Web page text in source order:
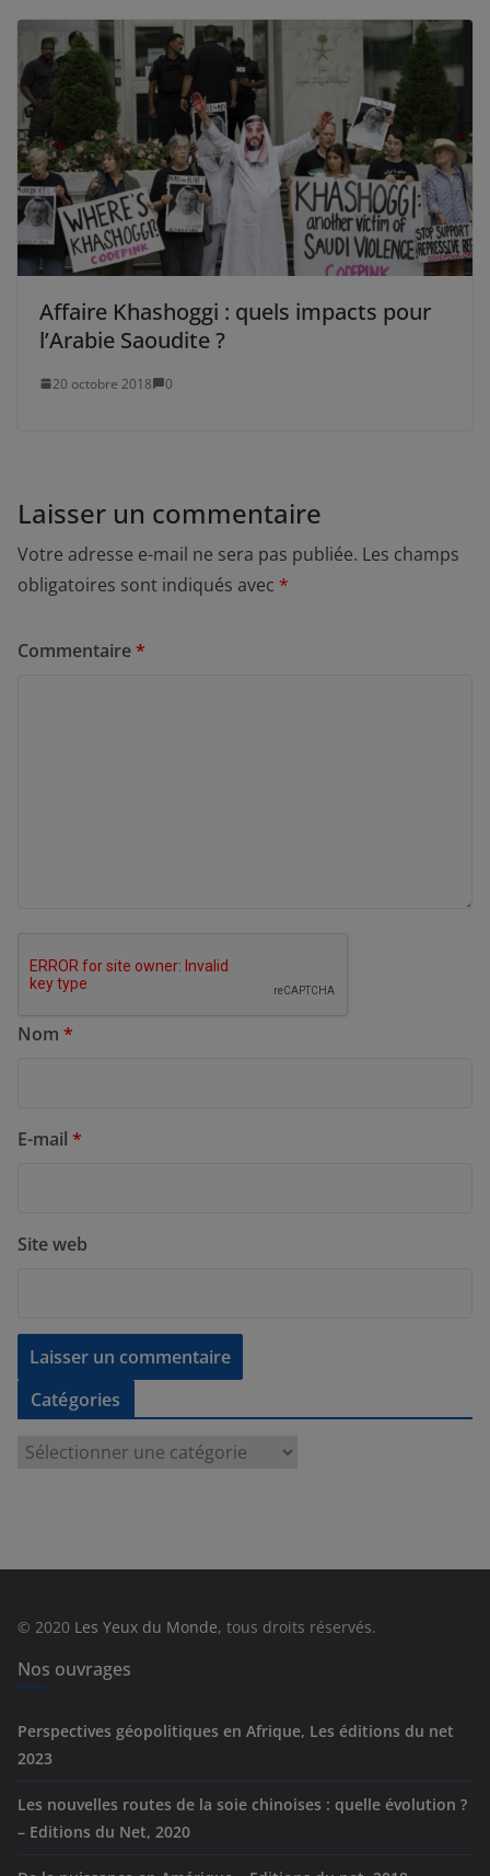
Affaire Khashoggi : quels impacts pour
l’Arabie Saoudite ?
20 octobre 2018 0
Laisser un commentaire
Votre adresse e-mail ne sera pas publiée. Les champs
obligatoires sont indiqués avec *
Commentaire*
Nom *
E-mail *
Site web
Catégories
e
s
© 2020 Les Yeux du Monde, tous droits réservés.
Nos ouvrages
Perspectives géopolitiques en Afrique, Les éditions du net
2023
Les nouvelles routes de la soie chinoises : quelle évolution ?
– Editions du Net, 2020